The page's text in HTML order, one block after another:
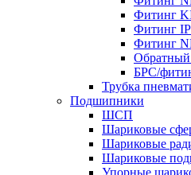
Фитинг
Фитинг
Фитинг
Обратный
БРС/
Трубка
Подшипники
ШСП
Шариковые
Шариковые
Шариковые
Упорные